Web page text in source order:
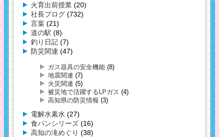
火育出前授業 (20)
社長ブログ (732)
言葉 (21)
道の駅 (8)
釣り日記 (7)
防災関連 (47)
ガス器具の安全機能 (8)
地震関連 (7)
火災関連 (5)
被災地で活躍するLPガス (4)
高知県の防災情報 (3)
電解水素水 (27)
食パンシリーズ (16)
高知の滝めぐり (38)